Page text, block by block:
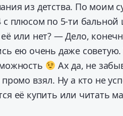
из детства. По моим
с плюсом по 5-ти бальной
или нет? — Дело,
ею очень даже
Ах да, не
промо взял. Ну а кто не
её купить или читать